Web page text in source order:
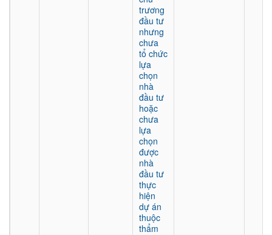
trương
đầu tư
nhưng
chưa
tổ chức
lựa
chọn
nhà
đầu tư
hoặc
chưa
lựa
chọn
được
nhà
đầu tư
thực
hiện
dự án
thuộc
thẩm